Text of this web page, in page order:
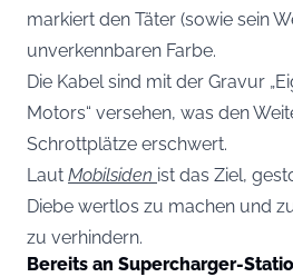
markiert den Täter (sowie sein
unverkennbaren Farbe.
Die Kabel sind mit der Gravur
Motors“ versehen, was den
Schrottplätze erschwert.
Laut Mobilsiden ist das Ziel,
Diebe wertlos zu machen und
zu verhindern.
Bereits an Supercharger-